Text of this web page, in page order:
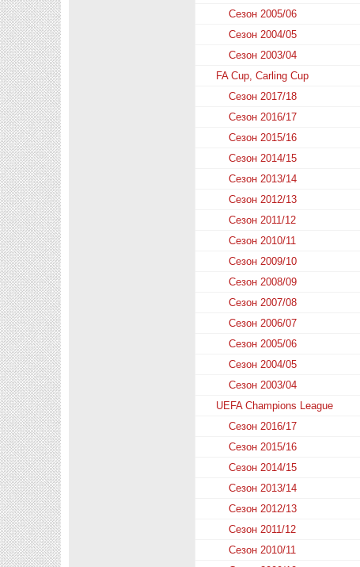
Сезон 2005/06
Сезон 2004/05
Сезон 2003/04
FA Cup, Carling Cup
Сезон 2017/18
Сезон 2016/17
Сезон 2015/16
Сезон 2014/15
Сезон 2013/14
Сезон 2012/13
Сезон 2011/12
Сезон 2010/11
Сезон 2009/10
Сезон 2008/09
Сезон 2007/08
Сезон 2006/07
Сезон 2005/06
Сезон 2004/05
Сезон 2003/04
UEFA Champions League
Сезон 2016/17
Сезон 2015/16
Сезон 2014/15
Сезон 2013/14
Сезон 2012/13
Сезон 2011/12
Сезон 2010/11